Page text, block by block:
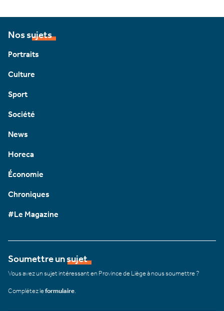
Nos sujets
Portraits
Culture
Sport
Société
News
Horeca
Économie
Chroniques
#Le Magazine
Soumettre un sujet
Vous avez un sujet intéressant en Province de Liège à nous soumettre ?
Complétez leformulaire